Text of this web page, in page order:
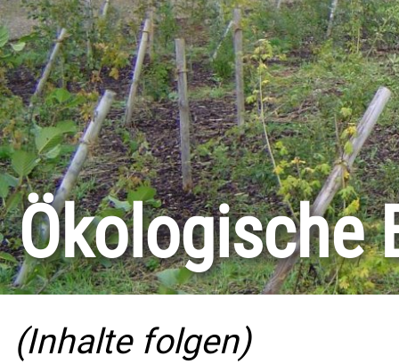
Ökologische
(Inhalte folgen)